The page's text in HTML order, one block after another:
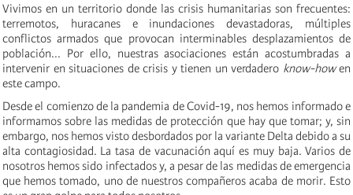
Vivimos en un territorio donde las crisis humanitarias son frecuentes:
terremotos, huracanes e inundaciones devastadoras, múltiples
conflictos armados que provocan interminables desplazamientos de
población... Por ello, nuestras asociaciones están acostumbradas a
intervenir en situaciones de crisis y tienen un verdadero know-howen
este campo.
Desde el comienzo de la pandemia de Covid-19, nos hemos informado e
informamos sobre las medidas de protección que hay que tomar; y, sin
embargo, nos hemos visto desbordados por la variante Delta debido a su
alta contagiosidad. La tasa de vacunación aquí es muy baja. Varios de
nosotros hemos sido infectados y, a pesar de las medidas de emergencia
que hemos tomado, uno de nuestros compañeros acaba de morir. Esto